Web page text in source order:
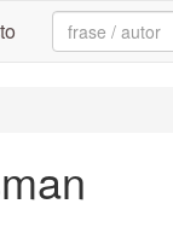
Search: